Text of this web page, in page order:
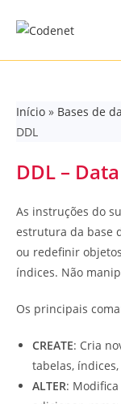
Início » Bases de
DDL
DDL –
As instruções do
estrutura da base
ou redefinir
índices. Não
Os principais
CREATE: Cria
tabelas,
ALTER: